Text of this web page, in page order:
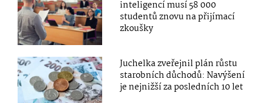
inteligencí musí 58 000
studentů znovu na přijímací
zkoušky
Juchelka zveřejnil plán růstu
starobních důchodů: Navýšení
je nejnižší za posledních 10 let